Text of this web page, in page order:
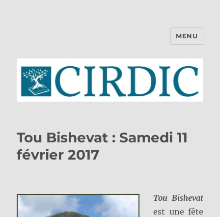
MENU
Tou Bishevat : Samedi 11
février 2017
Tou Bishevat
est une fête